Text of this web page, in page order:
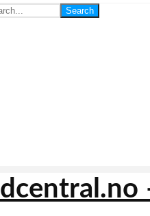
Search